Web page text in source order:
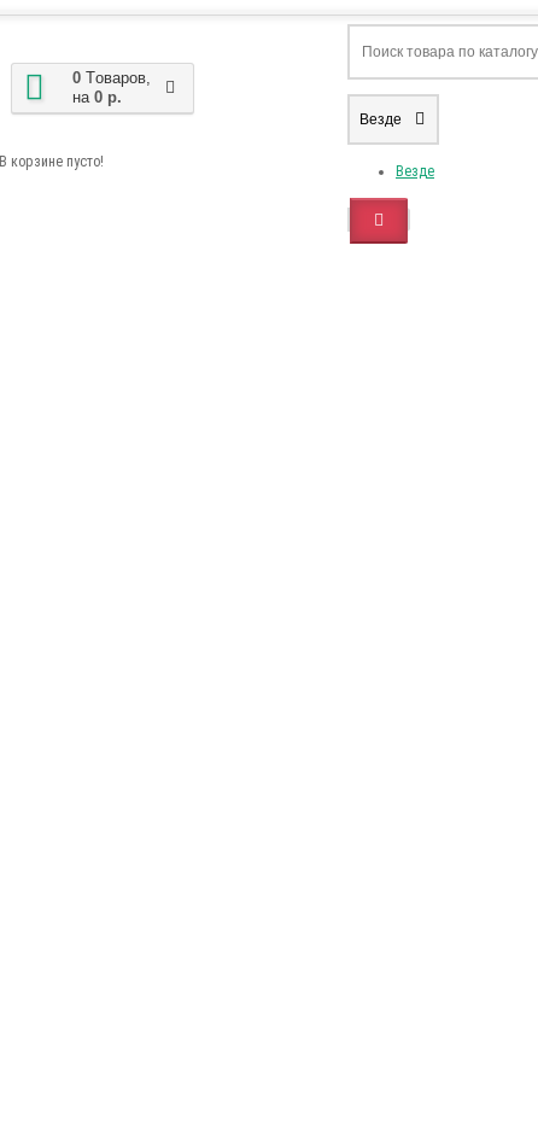
0 Tоваров,
на 0 р.
В корзине пусто!
Везде
Везде